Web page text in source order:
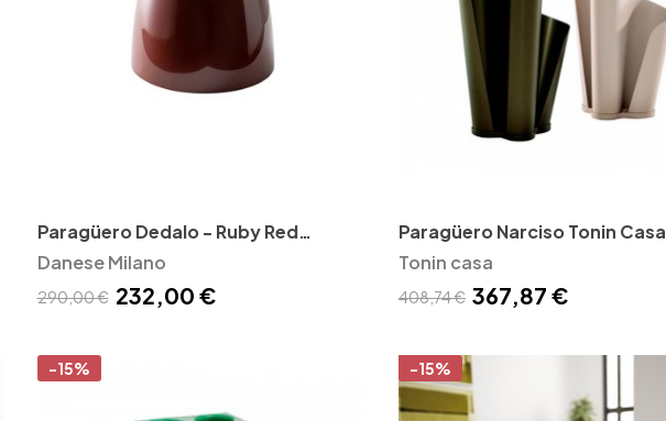
Paragüero Dedalo - Ruby Red
Collection Danese Milano
Danese Milano
290,00 € 232,00 €
Paragüero Narciso Tonin Casa
Tonin casa
408,74 € 367,87 €
-15% -15%